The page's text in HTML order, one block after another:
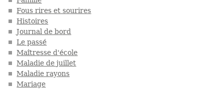
Fous rires et sourires
Histoires
Journal de bord
Le passé
Maîtresse d'école
Maladie de juillet
Maladie rayons
Mariage